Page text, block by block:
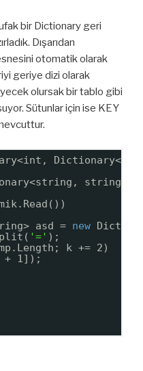
ufak bir Dictionary geri
Dışarıdan
otomatik olarak
geriye dizi olarak
olursak bir tablo gibi
Sütunlar için ise KEY
string>>
asd = new
'=' );
k += 2)
+ 1]);